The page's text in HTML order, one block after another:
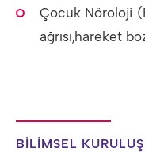
Çocuk Nöroloji
ağrısı,hareket
BİLİMSEL